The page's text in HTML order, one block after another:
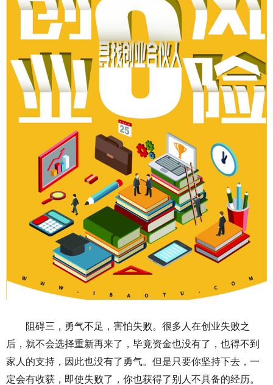
阻碍三，勇气不足，害怕失败。很多人在创业失败之
后，就不会选择重新再来了，毕竟资金也没有了，也得不到
家人的支持，因此也没有了勇气。但是只要你坚持下去，一
定会有收获，即使失败了，你也获得了别人不具备的经历。